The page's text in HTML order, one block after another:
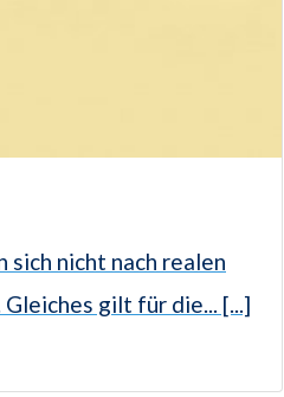
sich nicht nach realen
gilt für die... [...]